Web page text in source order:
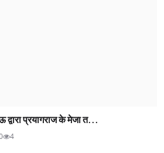
प्रयागराज के मेजा त...
4